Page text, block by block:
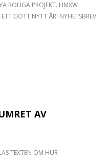
PROJEKTÖR MED
OCH ERFARENHET
I PROJEKT, BIM-
DU KOMMER
ROLIGA PROJEKT. HMXW
GOTT NYTT ÅR! NYHETSBREV
AV
TEXTEN OM HUR